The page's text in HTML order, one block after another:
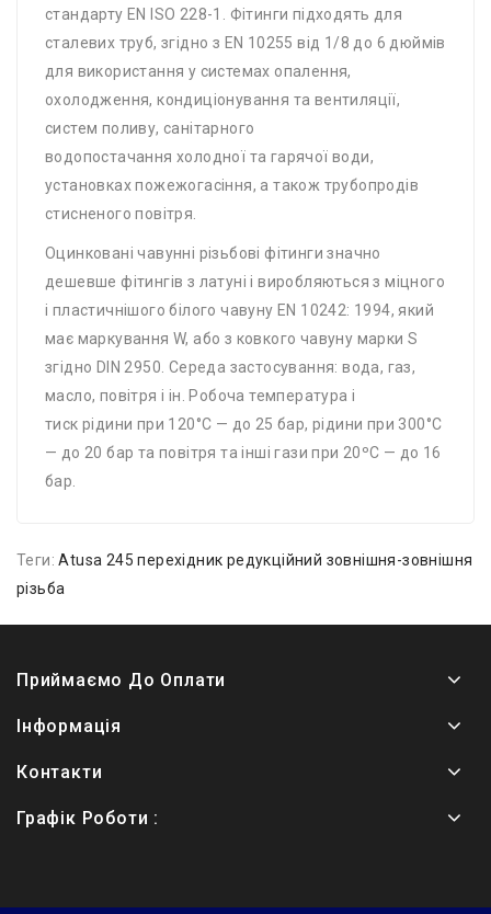
стандарту EN ISO 228-1. Фітинги підходять для
сталевих труб, згідно з EN 10255 від 1/8 до 6 дюймів
для використання у системах опалення,
охолодження, кондиціонування та вентиляції,
систем поливу, санітарного
водопостачання холодної та гарячої води,
установках пожежогасіння, а також трубопродів
стисненого повітря.
Оцинковані чавунні різьбові фітинги значно
дешевше фітингів з латуні і виробляються з міцного
і пластичнішого білого чавуну EN 10242: 1994, який
має маркування W, або з ковкого чавуну марки S
згідно DIN 2950. Середа застосування: вода, газ,
масло, повітря і ін. Робоча температура і
тиск рідини при 120°С — до 25 бар, рідини при 300°С
— до 20 бар та повітря та інші гази при 20ºС — до 16
бар.
Теги:Atusa 245 перехідник редукційний зовнішня-зовнішня
різьба
Приймаємо До Оплати
Інформація
Контакти
Графік Роботи :